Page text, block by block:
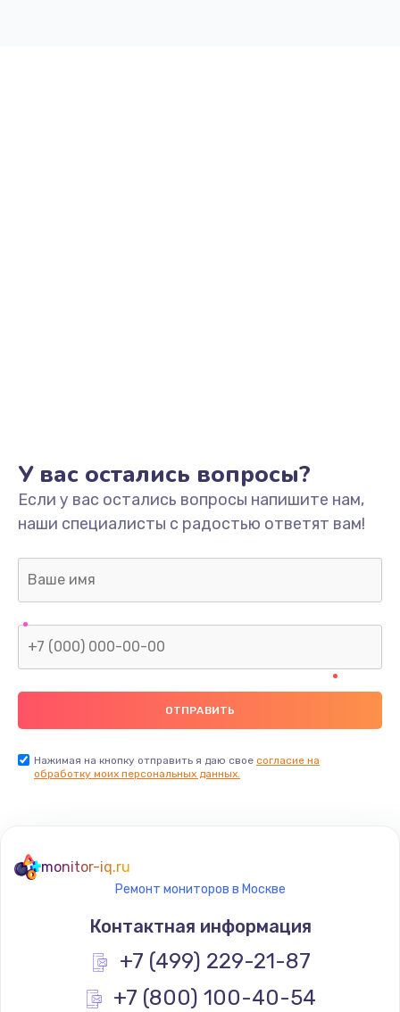
У вас остались вопросы?
Если у вас остались вопросы напишите нам,
наши специалисты с радостью ответят вам!
Нажимая на кнопку отправить я даю свое согласие на
обработку моих персональных данных.
monitor-iq.ru
Ремонт мониторов в Москве
Контактная информация
+7 (499) 229-21-87
+7 (800) 100-40-54